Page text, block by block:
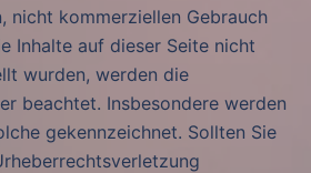
nicht kommerziellen Gebrauch
Inhalte auf dieser Seite nicht
wurden, werden die
beachtet. Insbesondere werden
gekennzeichnet. Sollten Sie